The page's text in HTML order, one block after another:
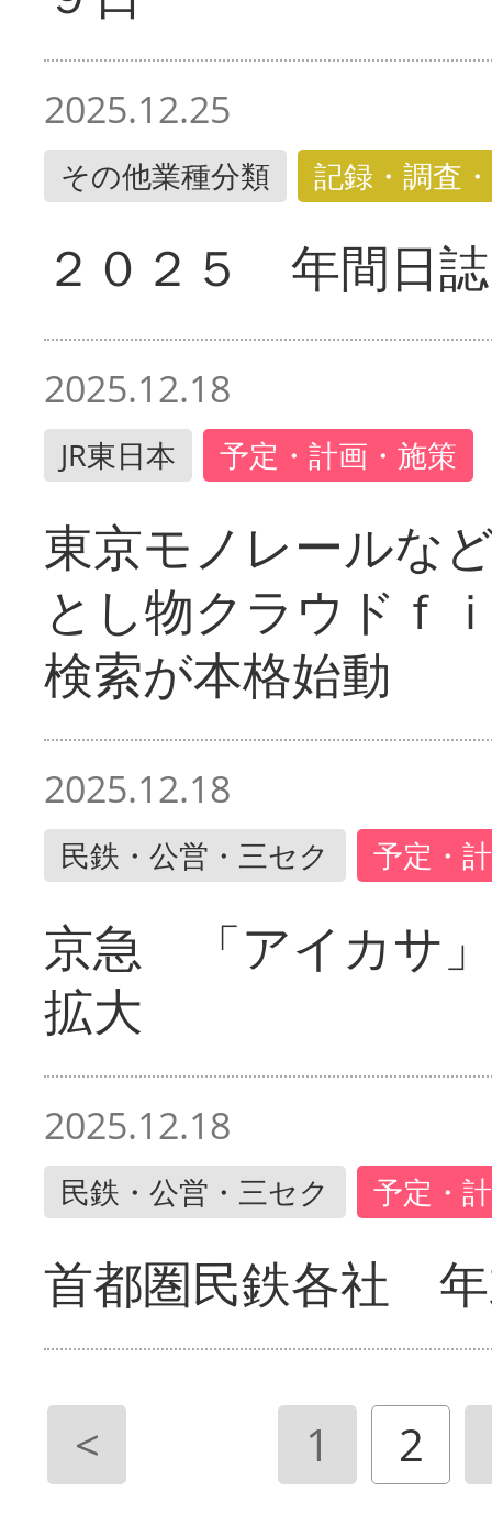
2025.12.25
その他業種分類 記録・調査
２０２５ 年間日誌
2025.12.18
JR東日本 予定・計画・施策
東京モノレールな
とし物クラウドｆ
検索が本格始動
2025.12.18
民鉄・公営・三セク 予定・
京急 「アイカサ
拡大
2025.12.18
民鉄・公営・三セク 予定・
首都圏民鉄各社
< 1 2